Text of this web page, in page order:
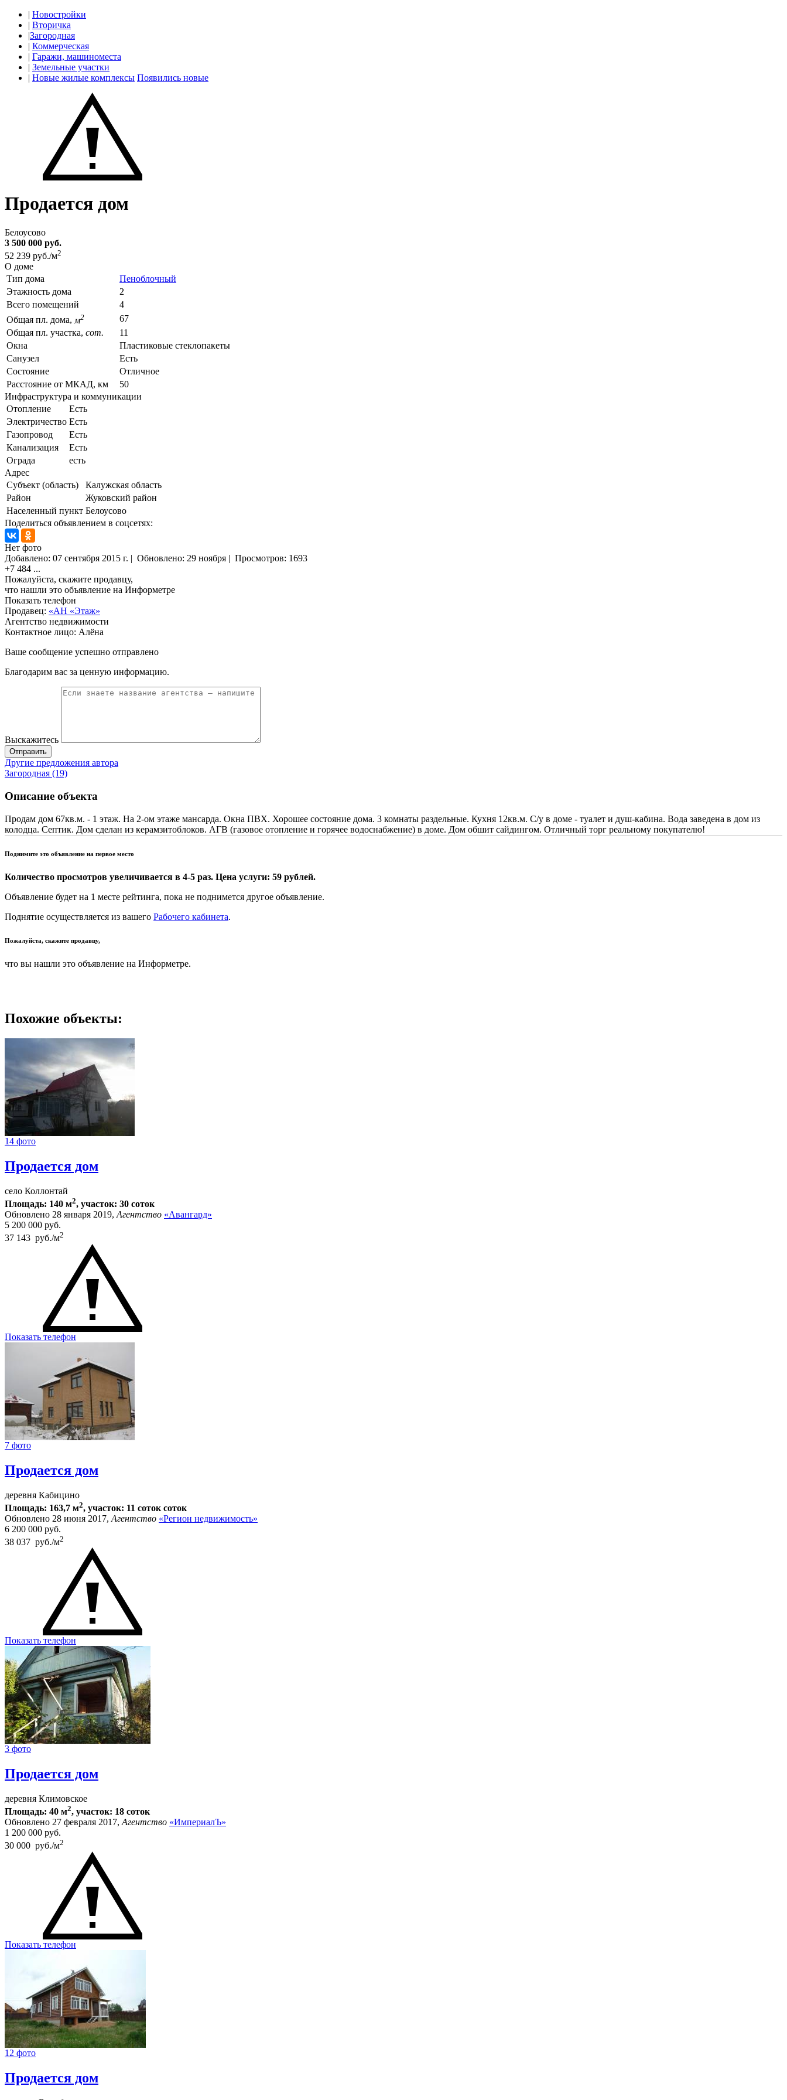
| Новостройки
| Вторичка
|Загородная
| Коммерческая
| Гаражи, машиноместа
| Земельные участки
| Новые жилые комплексы Появились новые
Продается дом
Белоусово
3 500 000 руб.
52 239 руб./м2
О доме
Тип дома
Пеноблочный
Этажность дома
2
Всего помещений
4
Общая пл. дома, м2
67
Общая пл. участка, сот.
11
Окна
Пластиковые стеклопакеты
Санузел
Есть
Состояние
Отличное
Расстояние от МКАД, км
50
Инфраструктура и коммуникации
Отопление
Есть
Электричество Есть
Газопровод
Есть
Канализация
Есть
Ограда
есть
Адрес
Субъект (область)
Калужская область
Район
Жуковский район
Населенный пункт Белоусово
Поделиться объявлением в соцсетях:
Нет фото
Добавлено: 07 сентября 2015 г. | Обновлено: 29 ноября | Просмотров: 1693
+7 484 ...
Пожалуйста, скажите продавцу,
что нашли это объявление на Информетре
Показать телефон
Продавец: «АН «Этаж»
Агентство недвижимости
Контактное лицо: Алёна
Ваше сообщение успешно отправлено
Благодарим вас за ценную информацию.
Выскажитесь
Отправить
Другие предложения автора
Загородная (19)
Описание объекта
Продам дом 67кв.м. - 1 этаж. На 2-ом этаже мансарда. Окна ПВХ. Хорошее состояние дома. 3 комнаты раздельные. Кухня 12кв.м. С/у в доме - туалет и душ-кабина. Вода заведена в дом из
колодца. Септик. Дом сделан из керамзитоблоков. АГВ (газовое отопление и горячее водоснабжение) в доме. Дом обшит сайдингом. Отличный торг реальному покупателю!
Поднимите это объявление на первое место
Количество просмотров увеличивается в 4-5 раз. Цена услуги: 59 рублей.
Объявление будет на 1 месте рейтинга, пока не поднимется другое объявление.
Поднятие осуществляется из вашего Рабочего кабинета.
Пожалуйста, скажите продавцу,
что вы нашли это объявление на Информетре.
Похожие объекты:
14 фото
Продается дом
село Коллонтай
Площадь: 140 м2, участок: 30 соток
Обновлено 28 января 2019,Агентство «Авангард»
5 200 000 руб.
37 143 руб./м2
Показать телефон
7 фото
Продается дом
деревня Кабицино
Площадь: 163,7 м2, участок: 11 соток соток
Обновлено 28 июня 2017, Агентство «Регион недвижимость»
6 200 000 руб.
38 037 руб./м2
Показать телефон
3 фото
Продается дом
деревня Климовское
Площадь: 40 м2, участок: 18 соток
Обновлено 27 февраля 2017,Агентство «ИмпериалЪ»
1 200 000 руб.
30 000 руб./м2
Показать телефон
12 фото
Продается дом